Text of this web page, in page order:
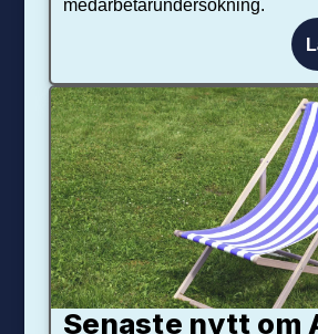
medarbetarundersökning.
Senaste nytt om